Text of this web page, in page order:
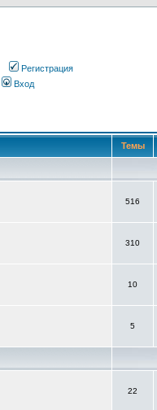
Регистрация
Вход
Темы
516
310
10
5
22